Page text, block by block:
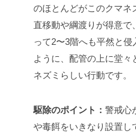
のほとんどがこのクマネ
直移動や綱渡りが得意で
って2〜3階へも平然と
ように、配管の上に堂々
ネズミらしい行動です。
駆除のポイント： 警戒心
や毒餌をいきなり設置し